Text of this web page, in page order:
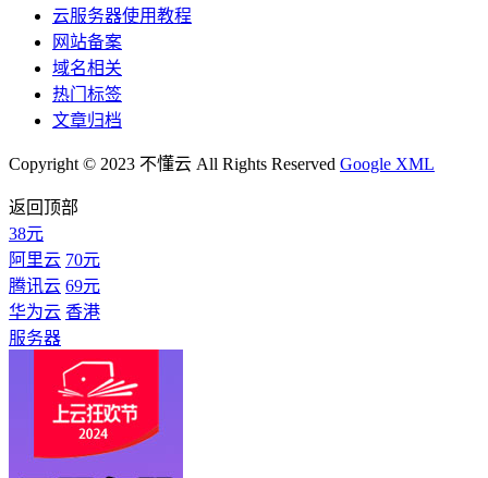
云服务器使用教程
网站备案
域名相关
热门标签
文章归档
Copyright © 2023 不懂云 All Rights Reserved Google XML
返回顶部
38元
阿里云 70元
腾讯云 69元
华为云 香港
服务器